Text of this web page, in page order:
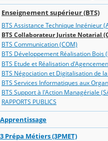
Enseignement supérieur (BTS)
BTS Assistance Technique Ingénieur
BTS Collaborateur Juriste Notarial
BTS Communication (COM)
BTS Développement Réalisation Bois
BTS Etude et Réalisation
BTS Négociation et Digitalisation de
BTS Services Informatiques aux
BTS Support à l'Action Managériale
RAPPORTS PUBLICS
Apprentissage
3 Prépa Métiers (3PMET)